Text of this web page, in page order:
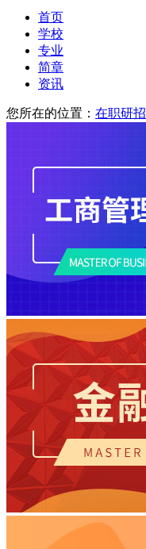
首页
学校
专业
简章
资讯
您所在的位置： 在职研